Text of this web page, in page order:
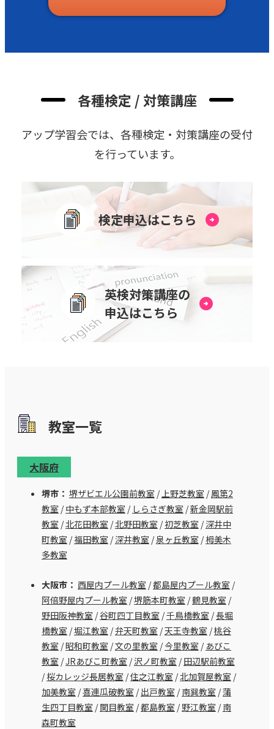
各種検定 / 対策講座
アップ学習会では、各種検定・対策講座の受付
を⾏っています。
検定申込はこちら
英検対策講座の
申込はこちら
教室⼀覧
大阪府
堺市： 堺ザビエル公園前教室 / 上野芝教室 /鳳第2
教室 /中もず本部教室 / しらさぎ教室 /新金岡駅前
教室 /北花田教室 /北野田教室 /初芝教室 /深井中
町教室 /福田教室 /深井教室 /泉ヶ丘教室 /栂美木
多教室
大阪市： 西屋内プール教室 /都島屋内プール教室 /
阿倍野屋内プール教室 /堺筋本町教室 /鶴見教室 /
野田阪神教室 /谷町四丁目教室 /千鳥橋教室 /長堀
橋教室 /堀江教室 /弁天町教室 /天王寺教室 /桃谷
教室 /昭和町教室 /文の里教室 /今里教室 / あびこ
教室 /JRあびこ町教室 /沢ノ町教室 /田辺駅前教室
/桜カレッジ長居教室 /住之江教室 /北加賀屋教室 /
加美教室 /喜連瓜破教室 /出戸教室 /南巽教室 /蒲
生四丁目教室 /関目教室 /都島教室 /野江教室 /南
森町教室